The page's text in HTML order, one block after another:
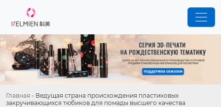
Главная - Ведущая страна происхождения пластиковых
закручивающихся тюбиков для помады высшего качества